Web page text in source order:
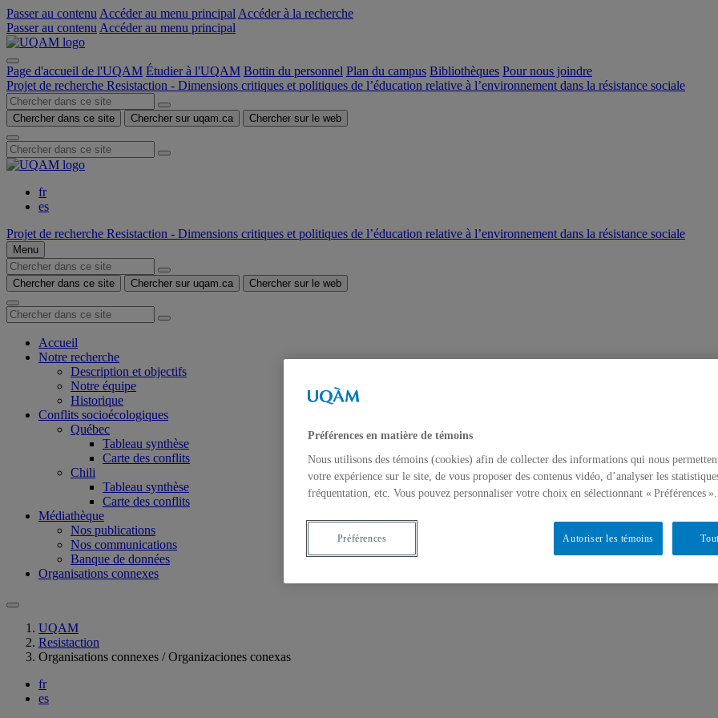
Passer au contenu Accéder au menu principal Accéder à la recherche
Passer au contenu Accéder au menu principal
Page d'accueil de l'UQAM Étudier à l'UQAM Bottin du personnel Plan du campus Bibliothèques Pour nous joindre
Projet de recherche Resistaction - Dimensions critiques et politiques de l’éducation relative à l’environnement dans la résistance sociale
Chercher dans ce site Chercher sur uqam.ca Chercher sur le web
fr
es
Projet de recherche Resistaction - Dimensions critiques et politiques de l’éducation relative à l’environnement dans la résistance sociale
Menu
Chercher dans ce site Chercher sur uqam.ca Chercher sur le web
Accueil
Notre recherche
Description et objectifs
Notre équipe
Historique
Conflits socioécologiques
Québec
Tableau synthèse
Carte des conflits
Chili
Tableau synthèse
Carte des conflits
Médiathèque
Nos publications
Nos communications
Banque de données
Organisations connexes
UQAM
Resistaction
Organisations connexes / Organizaciones conexas
fr
es
Préférences en matière de témoins
Nous utilisons des témoins (cookies) afin de collecter des informations qui nous
votre expérience sur le site, de vous proposer des contenus vidéo, d’analyser les
fréquentation, etc. Vous pouvez personnaliser votre choix en sélectionnant « Préférences ».
Autoriser les témoins
Préférences